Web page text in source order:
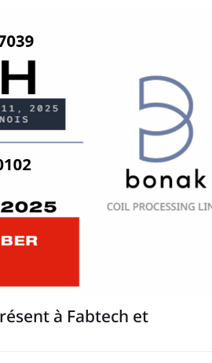
à Fabtech et